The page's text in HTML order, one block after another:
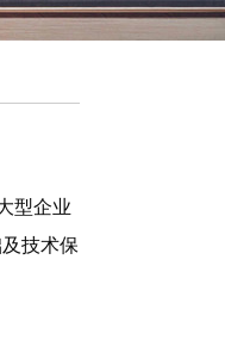
型企业
技术保